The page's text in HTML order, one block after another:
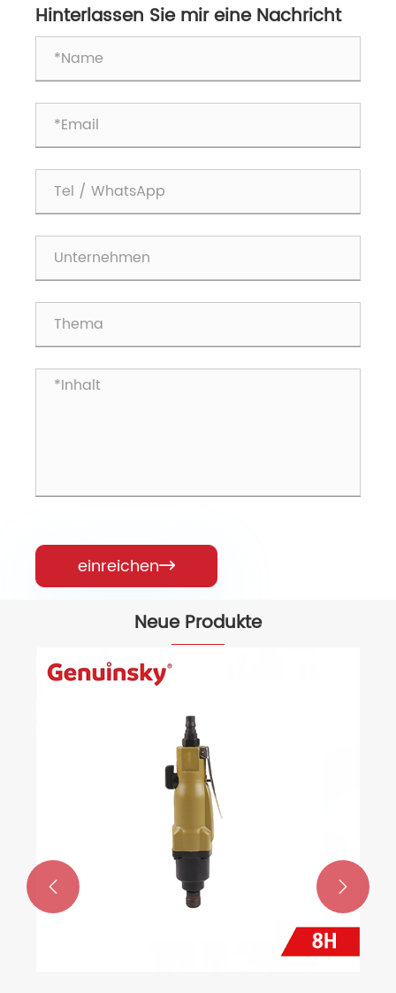
Arten von Punktschweißmaschinen
Hinterlassen Sie mir eine Nachricht
einreichen
Neue Produkte
Schweißmaschine
 